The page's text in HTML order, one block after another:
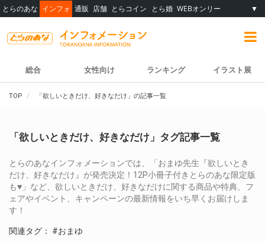
とらのあな インフォ 通販 店舗 とらコイン とら婚 WEBオンリー ▼
総合 女性向け ランキング イラスト展
TOP 「欲しいときだけ、好きなだけ」の記事一覧
「欲しいときだけ、好きなだけ」タグ記事一覧
とらのあなインフォメーションでは、「おまゆ先生『欲しいとき
だけ、好きなだけ』が発売決定！12P小冊子付きとらのあな限定版
も♥」など、欲しいときだけ、好きなだけに関する商品や特典、フ
ェアやイベント、キャンペーンの最新情報をいち早くお届けしま
す！
関連タグ： #おまゆ